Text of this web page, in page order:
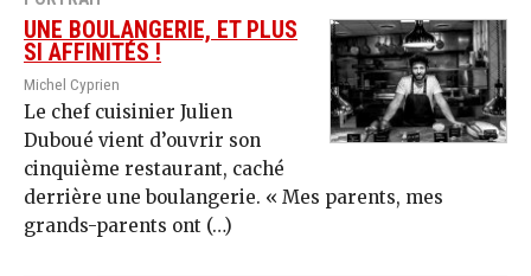
UNE BOULANGERIE, ET PLUS
SI AFFINITÉS !
Michel Cyprien
Le chef cuisinier Julien
Duboué vient d’ouvrir son
cinquième restaurant, caché
derrière une boulangerie. « Mes parents, mes
grands-parents ont (…)